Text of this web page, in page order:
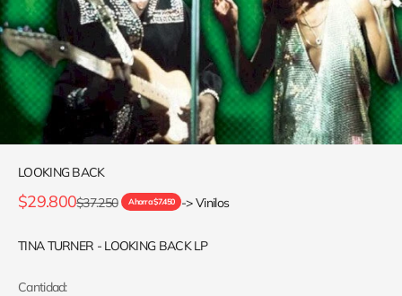
LOOKING BACK
Precio de oferta
$29.800Precio normal
$37.250 Ahorra $7.450 -> Vinilos
TINA TURNER - LOOKING BACK LP
Cantidad: